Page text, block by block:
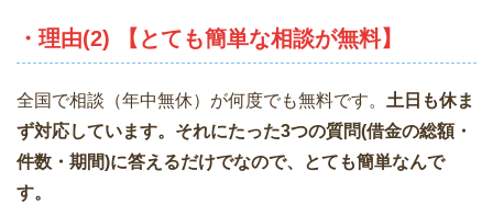
・理由(2) 【とても簡単な相談が無料】
全国で相談（年中無休）が何度でも無料です。 土日も休ま
ず対応しています。それにたった3つの質問(借金の総額・
件数・期間)に答えるだけでなので、とても簡単なんで
す。